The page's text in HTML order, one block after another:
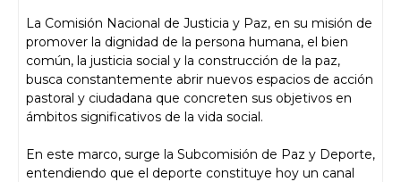
La Comisión Nacional de Justicia y Paz, en su misión de
promover la dignidad de la persona humana, el bien
común, la justicia social y la construcción de la paz,
busca constantemente abrir nuevos espacios de acción
pastoral y ciudadana que concreten sus objetivos en
ámbitos significativos de la vida social.
En este marco, surge la Subcomisión de Paz y Deporte,
entendiendo que el deporte constituye hoy un canal